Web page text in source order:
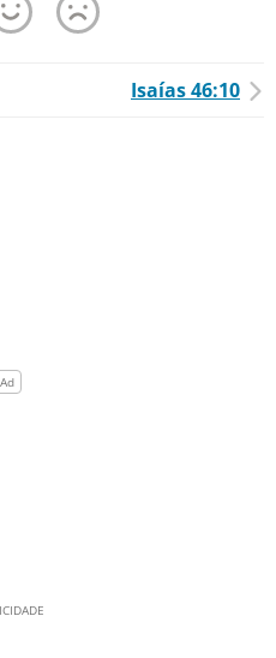
Isaías 46:10